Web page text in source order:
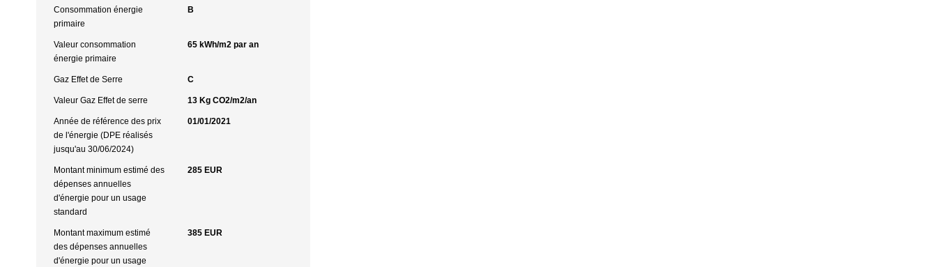
Consommation énergie
primaire
B
Valeur consommation
énergie primaire
65 kWh/m2 par an
Gaz Effet de Serre C
Valeur Gaz Effet de serre 13 Kg CO2/m2/an
Année de référence des prix
de l'énergie (DPE réalisés
jusqu'au 30/06/2024)
01/01/2021
Montant minimum estimé des
dépenses annuelles
d'énergie pour un usage
standard
285 EUR
Montant maximum estimé
des dépenses annuelles
d'énergie pour un usage
385 EUR